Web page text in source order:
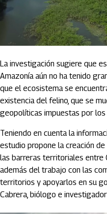
La investigación sugiere que
Amazonía aún no ha tenido
que el ecosistema se
existencia del felino, que se
geopolíticas impuestas por los
Teniendo en cuenta la
estudio propone la creación
las barreras territoriales entre
además del trabajo con las
territorios y apoyarlos en su
Cabrera, biólogo e